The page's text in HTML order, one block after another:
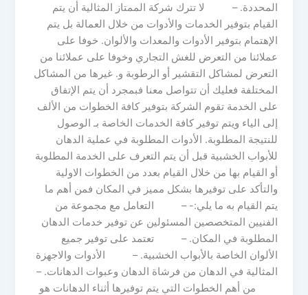
المحددة. – لا تترك شركة الممتاز المثالية أن يتم
القيام بتوفير الخدمات والأدوات من خلال العمالة بل يتم
الإهتمام بتوفير الأدوات والمعدات والألوان. خوفا على
عملائنا من التعرض للغش التجاري وخوفا على عملائنا من
التعرض لمشاكل التقشير أو الرطوبة و. غيرها من المشاكل
المختلفة فعليك أن تتواصل معنا فبمجرد أن يتم الإتفاق
على الخدمة تقوم الشركة بتوفير كافة الخطوات من الألف
إلى الياء ويتم توفير كافة الخدمات الخاصة بـ الوصول
للنتيجة المطلوبة. الأدوات المطلوبة في عملية الدهان
للأبواب الخشبية قبل أن يتم التعرف على الخدمة المطلوبة
أو القيام بها من خلال القيام بعدد من الخطوات الاولية
والتأكد على توفيرها بشكل مميز في المكان فمن أهم ما
يتم القيام به ما يلي:- – التعامل مع مجموعة من
الفنيين المتخصصين المسئولين عن توفير خدمات الدهان
المطلوبة في المكان. – تعتمد على توفير جميع
الألوان الخاصة بالأبواب الخشبية. – الأدوات والاجهزة
المثالية في الدهان من فرشاة الدهان وعبوات الدهانات. –
من أهم الخطوات التي يتم توفيرها أثناء الدهانات هو